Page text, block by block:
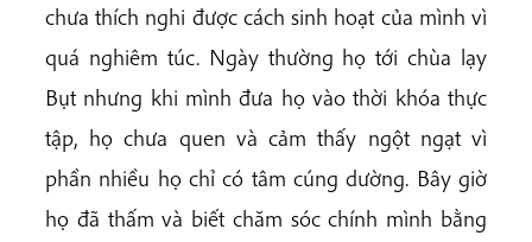
chưa thích nghi được cách sinh hoạt của mình vì
quá nghiêm túc. Ngày thường họ tới chùa lạy
Bụt nhưng khi mình đưa họ vào thời khóa thực
tập, họ chưa quen và cảm thấy ngột ngạt vì
phần nhiều họ chỉ có tâm cúng dường. Bây giờ
họ đã thấm và biết chăm sóc chính mình bằng